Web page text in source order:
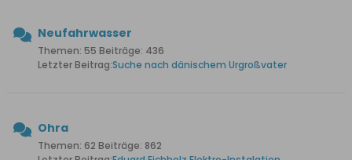
Neufahrwasser
Themen: 55 Beiträge: 436
Letzter Beitrag:Suche nach dänischem Urgroßvater
Ohra
Themen: 62 Beiträge: 862